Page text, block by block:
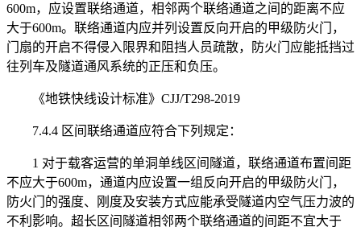
600m，应设置联络通道，相邻两个联络通道之间的距离不应
大于600m。联络通道内应并列设置反向开启的甲级防火门，
门扇的开启不得侵入限界和阻挡人员疏散，防火门应能抵挡过
往列车及隧道通风系统的正压和负压。
《地铁快线设计标准》CJJ/T298-2019
7.4.4 区间联络通道应符合下列规定：
1 对于载客运营的单洞单线区间隧道，联络通道布置间距
不应大于600m，通道内应设置一组反向开启的甲级防火门，
防火门的强度、刚度及安装方式应能承受隧道内空气压力波的
不利影响。超长区间隧道相邻两个联络通道的间距不宜大于